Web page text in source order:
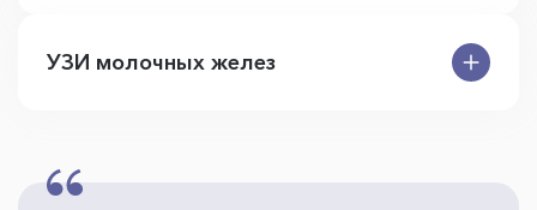
УЗИ молочных желез